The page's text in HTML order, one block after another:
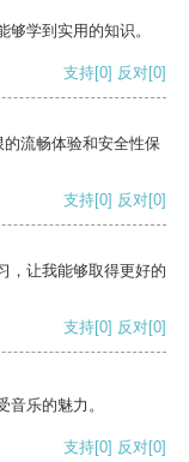
学到实用的知识。
支持[0] 反对[0]
流畅体验和安全性保
支持[0] 反对[0]
，让我能够取得更好的
支持[0] 反对[0]
乐的魅力。
支持[0] 反对[0]